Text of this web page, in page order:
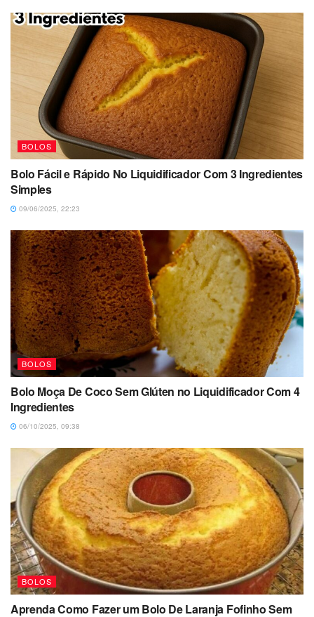
BOLOS
Bolo Fácil e Rápido No Liquidificador Com 3 Ingredientes
Simples
09/06/2025, 22:23
BOLOS
Bolo Moça De Coco Sem Glúten no Liquidificador Com 4
Ingredientes
06/10/2025, 09:38
BOLOS
Aprenda Como Fazer um Bolo De Laranja Fofinho Sem